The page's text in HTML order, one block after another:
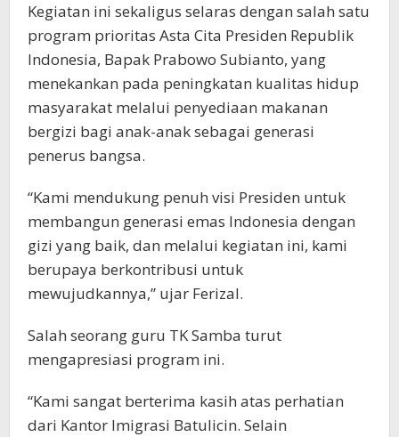
Kegiatan ini sekaligus selaras dengan salah satu
program prioritas Asta Cita Presiden Republik
Indonesia, Bapak Prabowo Subianto, yang
menekankan pada peningkatan kualitas hidup
masyarakat melalui penyediaan makanan
bergizi bagi anak-anak sebagai generasi
penerus bangsa.
“Kami mendukung penuh visi Presiden untuk
membangun generasi emas Indonesia dengan
gizi yang baik, dan melalui kegiatan ini, kami
berupaya berkontribusi untuk
mewujudkannya,” ujar Ferizal.
Salah seorang guru TK Samba turut
mengapresiasi program ini.
“Kami sangat berterima kasih atas perhatian
dari Kantor Imigrasi Batulicin. Selain